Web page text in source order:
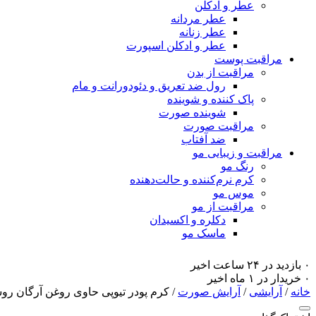
عطر و ادکلن
عطر مردانه
عطر زنانه
عطر و ادکلن اسپورت
مراقبت پوست
مراقبت از بدن
رول ضد تعریق و دئودورانت و مام
پاک کننده و شوینده
شوینده صورت
مراقبت صورت
ضد آفتاب
مراقبت و زیبایی مو
رنگ مو
کرم نرم‌کننده و حالت‌دهنده
موس مو
مراقبت از مو
دکلره و اکسیدان
ماسک مو
۰ بازدید در ۲۴ ساعت اخیر
۰ خریدار در ۱ ماه اخیر
خانه / آرایشی / آرایش صورت / کرم پودر تیوپی حاوی روغن آرگان روشن 501